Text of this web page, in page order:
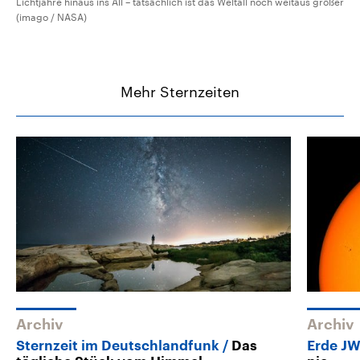
(imago / NASA)
Mehr Sternzeiten
Archiv
Sternzeit im Deutschlandfunk
Das
Archiv
Erde